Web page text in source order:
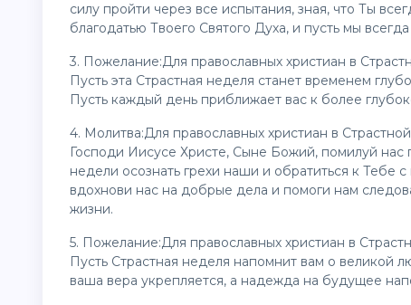
силу пройти через все испытания, зная, что Ты
благодатью Твоего Святого Духа, и пусть мы
3. Пожелание:Для православных христиан в
Пусть эта Страстная неделя станет временем
Пусть каждый день приближает вас к более
4. Молитва:Для православных христиан в
Господи Иисусе Христе, Сыне Божий, помилуй
недели осознать грехи наши и обратиться к Тебе
вдохнови нас на добрые дела и помоги нам
жизни.
5. Пожелание:Для православных христиан в
Пусть Страстная неделя напомнит вам о великой
ваша вера укрепляется, а надежда на будущее